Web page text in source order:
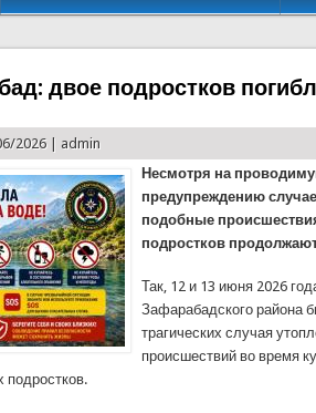
двое подростков
2026 | admin
Несмотря на
предупреждению
подобные
подростков
Так, 12 и 13 июня 2026
Зафарабадского района
трагических случая
происшествий во время
подростков.